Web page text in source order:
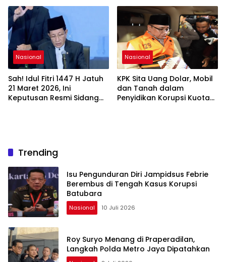
Nasional
Sah! Idul Fitri 1447 H Jatuh
21 Maret 2026, Ini
Keputusan Resmi Sidang
Nasional
KPK Sita Uang Dolar, Mobil
dan Tanah dalam
Penyidikan Korupsi Kuota
Trending
Isu Pengunduran Diri Jampidsus Febrie
Berembus di Tengah Kasus Korupsi
Batubara
Nasional 10 Juli 2026
Roy Suryo Menang di Praperadilan,
Langkah Polda Metro Jaya Dipatahkan